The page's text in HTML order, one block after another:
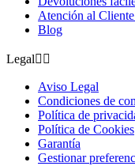
Atención al
Blog
Legal 
Aviso Legal
Condiciones de
Política de
Política de Cookies
Garantía
Gestionar